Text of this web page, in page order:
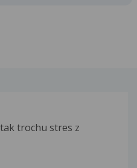
trochu stres z